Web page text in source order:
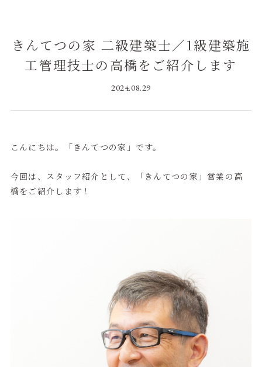
きんてつの家 二級建築士／1級建築施
工管理技士の高橋をご紹介します
2024.08.29
こんにちは。「きんてつの家」です。
今回は、スタッフ紹介として、「きんてつの家」営業の高
橋をご紹介します！